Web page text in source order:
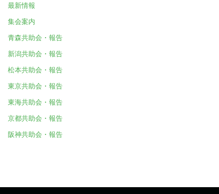
最新情報
集会案内
青森共助会・報告
新潟共助会・報告
松本共助会・報告
東京共助会・報告
東海共助会・報告
京都共助会・報告
阪神共助会・報告